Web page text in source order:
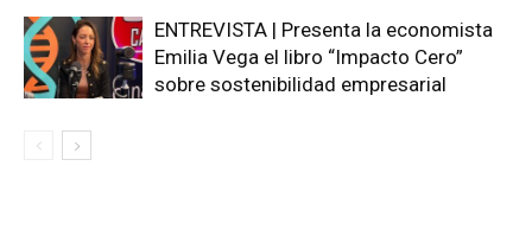
ENTREVISTA | Presenta la economista
Emilia Vega el libro “Impacto Cero”
sobre sostenibilidad empresarial